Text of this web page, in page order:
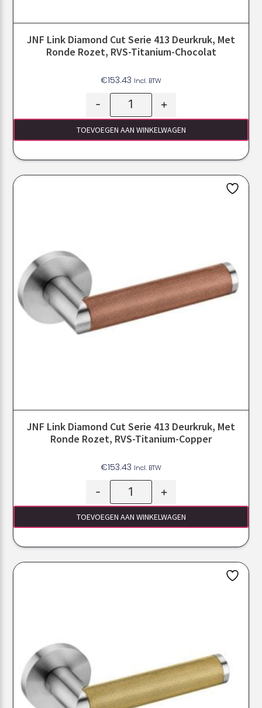
JNF Link Diamond Cut Serie 413 Deurkruk, Met
Ronde Rozet, RVS-Titanium-Chocolat
€153.43 Incl. BTW
- +
TOEVOEGEN AAN WINKELWAGEN
JNF Link Diamond Cut Serie 413 Deurkruk, Met
Ronde Rozet, RVS-Titanium-Copper
€153.43 Incl. BTW
- +
TOEVOEGEN AAN WINKELWAGEN